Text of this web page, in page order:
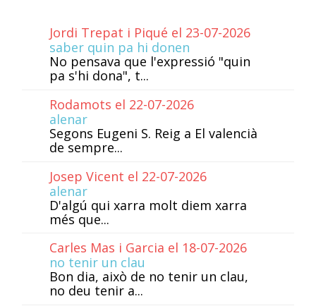
Jordi Trepat i Piqué el 23-07-2026
saber quin pa hi donen
No pensava que l'expressió "quin
pa s'hi dona", t...
Rodamots el 22-07-2026
alenar
Segons Eugeni S. Reig a El valencià
de sempre...
Josep Vicent el 22-07-2026
alenar
D'algú qui xarra molt diem xarra
més que...
Carles Mas i Garcia el 18-07-2026
no tenir un clau
Bon dia, això de no tenir un clau,
no deu tenir a...